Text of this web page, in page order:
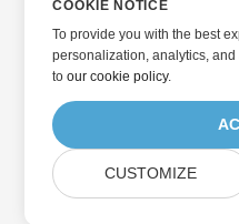
COOKIE NOTICE
To provide you with the best
personalization, analytics,
toour cookie policy.
CUSTOMIZE